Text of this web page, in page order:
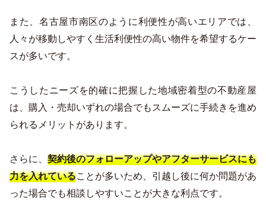
また、名古屋市南区のように利便性が高いエリアでは、
人々が移動しやすく生活利便性の高い物件を希望するケー
スが多いです。
こうしたニーズを的確に把握した地域密着型の不動産屋
は、購入・売却いずれの場合でもスムーズに手続きを進め
られるメリットがあります。
さらに、 契約後のフォローアップやアフターサービスにも
力を入れていることが多いため、引越し後に何か問題があ
った場合でも相談しやすいことが大きな利点です。